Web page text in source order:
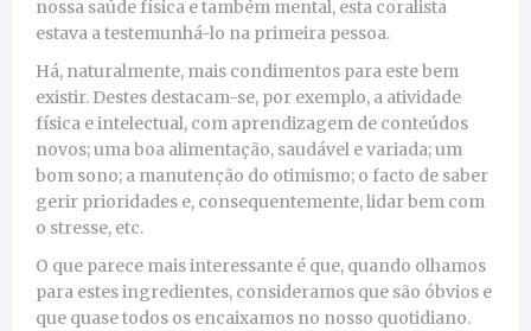
nossa saúde física e também mental, esta coralista
estava a testemunhá-lo na primeira pessoa.
Há, naturalmente, mais condimentos para este bem
existir. Destes destacam-se, por exemplo, a atividade
física e intelectual, com aprendizagem de conteúdos
novos; uma boa alimentação, saudável e variada; um
bom sono; a manutenção do otimismo; o facto de saber
gerir prioridades e, consequentemente, lidar bem com
o stresse, etc.
O que parece mais interessante é que, quando olhamos
para estes ingredientes, consideramos que são óbvios e
que quase todos os encaixamos no nosso quotidiano.